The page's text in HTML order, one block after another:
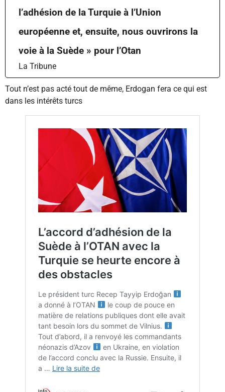
l’adhésion de la Turquie à l’Union
européenne et, ensuite, nous ouvrirons la
voie à la Suède » pour l’Otan
La Tribune
Tout n’est pas acté tout de même, Erdogan fera ce qui est
dans les intérêts turcs